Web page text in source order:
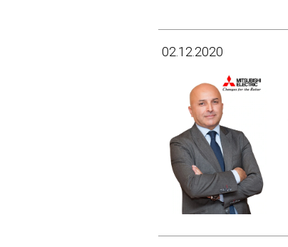
02.12.2020